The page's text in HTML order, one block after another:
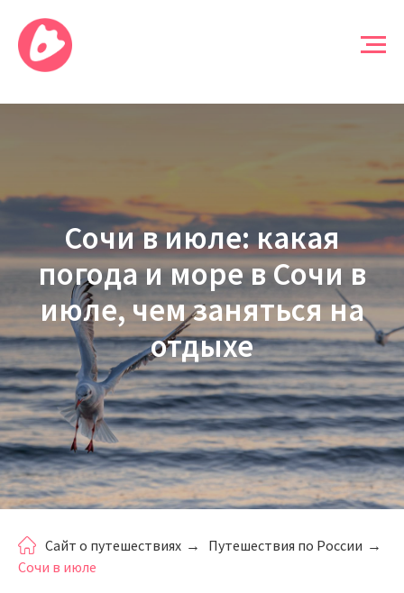
Сочи в июле: какая
погода и море в Сочи в
июле, чем заняться на
отдыхе
Сайт о путешествиях → Путешествия по России →
Сочи в июле